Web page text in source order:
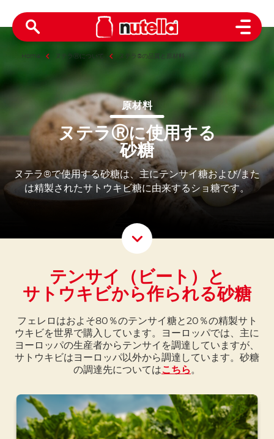
Open
Home ヌテラⓇについて ヌテラ®の品質と原材料
原材料
ヌテラⓇに使用する
砂糖
ヌテラ®で使用する砂糖は、主にテンサイ糖および/また
は精製されたサトウキビ糖に由来するショ糖です。
Scroll
テンサイ（ビート）と
サトウキビから作られる砂糖
フェレロはおよそ80％のテンサイ糖と20％の精製サト
ウキビを世界で購入しています。ヨーロッパでは、主に
ヨーロッパの生産者からテンサイを調達していますが、
サトウキビはヨーロッパ以外から調達しています。砂糖
の調達先についてはこちら。